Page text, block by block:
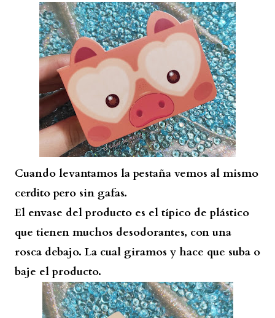
Cuando levantamos la pestaña vemos al mismo
cerdito pero sin gafas.
El envase del producto es el típico de plástico
que tienen muchos desodorantes, con una
rosca debajo. La cual giramos y hace que suba o
baje el producto.